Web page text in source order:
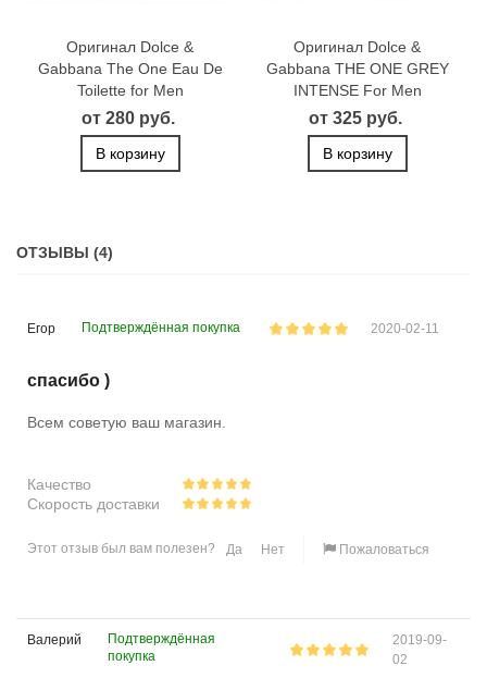
Оригинал Dolce &
Gabbana The One Eau De
Toilette for Men
от 280 руб.
В корзину
Оригинал Dolce &
Gabbana THE ONE GREY
INTENSE For Men
от 325 руб.
В корзину
ОТЗЫВЫ (4)
Егор Подтверждённая покупка 2020-02-11
спасибо )
Всем советую ваш магазин.
Качество
Скорость доставки
Этот отзыв был вам полезен? Да Нет Пожаловаться
Валерий
Подтверждённая
покупка
2019-09-
02